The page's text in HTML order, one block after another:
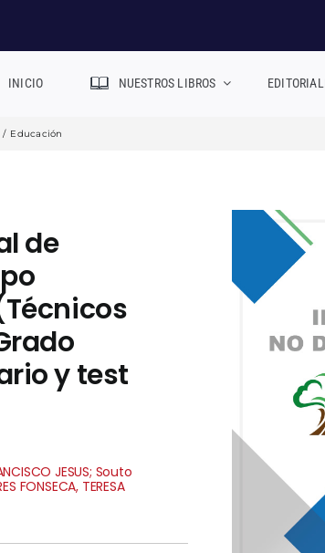
INICIO NUESTROS LIBROS
/ Educación
de
y test
JESUS; Souto
FONSECA, TERESA